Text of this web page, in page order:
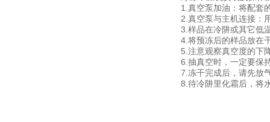
1.真空泵加油：将配套
2.真空泵与主机连接：
3.样品在冷阱或其它低
4.将预冻后的样品放在
5.注意观察真空度的下
6.抽真空时，一定要保
7.冻干完成后，请先放
8.待冷阱里化霜后，将